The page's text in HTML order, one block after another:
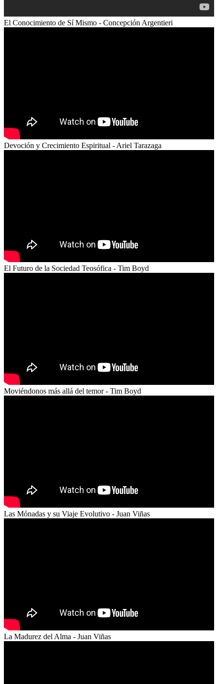
El Conocimiento de Sí Mismo - Concepción Argentieri
Devoción y Crecimiento Espiritual - Ariel Tarazaga
El Futuro de la Sociedad Teosófica - Tim Boyd
Moviéndonos más allá del temor - Tim Boyd
Las Mónadas y su Viaje Evolutivo - Juan Viñas
La Madurez del Alma - Juan Viñas